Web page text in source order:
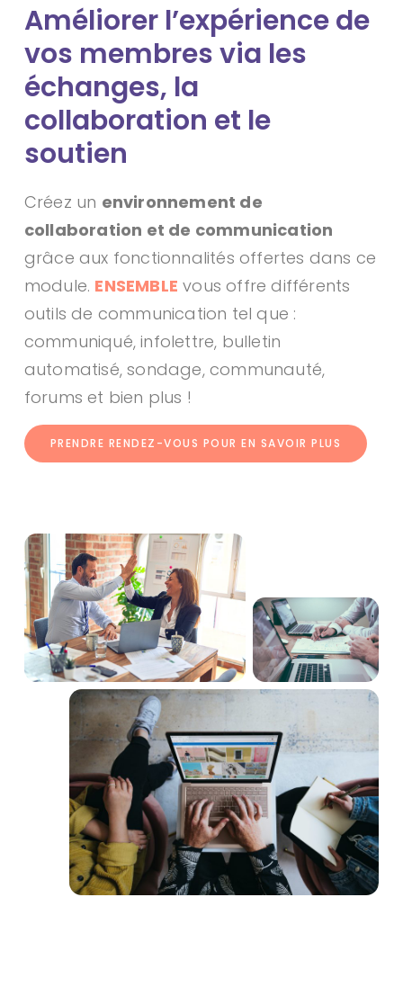
Améliorer l’expérience de
vos membres via les
échanges, la
collaboration et le
soutien
Créez un environnement de
collaboration et de communication
grâce aux fonctionnalités offertes dans ce
module. ENSEMBLE vous offre différents
outils de communication tel que :
communiqué, infolettre, bulletin
automatisé, sondage, communauté,
forums et bien plus !
PRENDRE RENDEZ-VOUS POUR EN SAVOIR PLUS